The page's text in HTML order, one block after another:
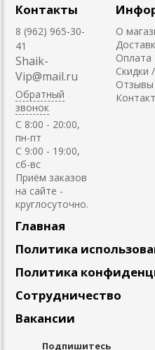
Контакты
8 (962) 965-30-
41
Shaik-
Vip@mail.ru
Обратный
звонок
C 8:00 - 20:00,
пн-пт
С 9:00 - 19:00,
сб-вс
Приём заказов
на сайте -
круглосуточно.
О
Оплата
Скидки
Отзывы
Главная
Политика
Политика
Сотрудничество
Вакансии
Подпишитесь